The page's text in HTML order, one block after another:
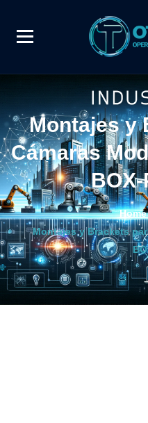
Montajes y
Cámaras
BOX-
Home
Montajes y Brackets